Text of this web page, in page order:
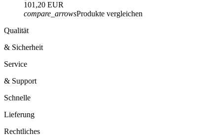
101,20 EUR
compare_arrowsProdukte vergleichen
Qualität
& Sicherheit
Service
& Support
Schnelle
Lieferung
Rechtliches